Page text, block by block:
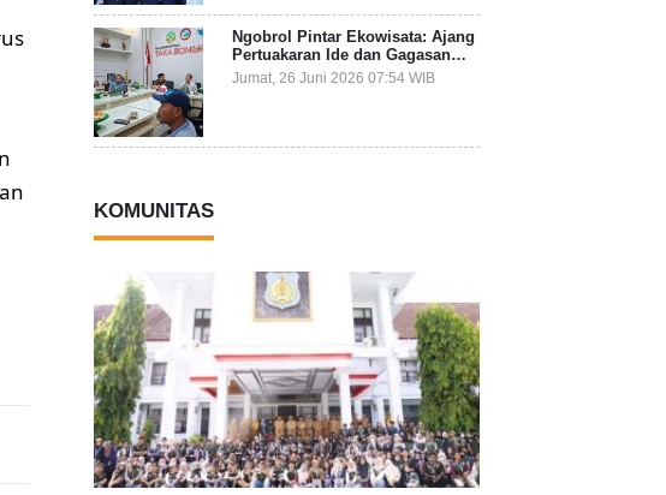
Ngobrol Pintar Ekowisata: Ajang
Pertuakaran Ide dan Gagasan
Lintas Sektor
Jumat, 26 Juni 2026 07:54 WIB
KOMUNITAS